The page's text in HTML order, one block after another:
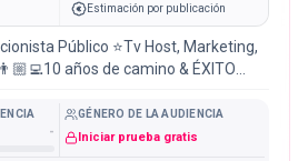
Estimación por publicación
Público ⭐️Tv Host, Marketing,
años de camino & ÉXITO
-
GÉNERO DE LA AUDIENCIA
Iniciar prueba gratis